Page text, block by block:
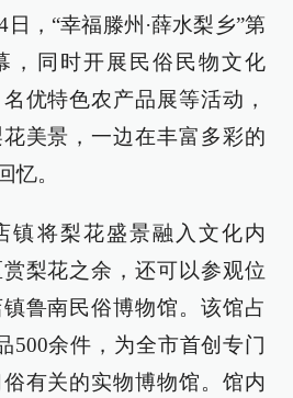
，“幸福滕州·薛水梨乡”第
，同时开展民俗民物文化
优特色农产品展等活动，
美景，一边在丰富多彩的
忆。
镇将梨花盛景融入文化内
梨花之余，还可以参观位
鲁南民俗博物馆。该馆占
500余件，为全市首创专门
有关的实物博物馆。馆内